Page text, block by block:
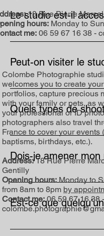
Le studio est-il
Oui, le studio se situe à
Peut-on visiter le
Bien sûr ! Il est possible
Quels types de
Le studio est polyvalent :
vos besoins. Il est
Dois-je amener
Oui, vous venez avec
compatibles. Une
Est-ce que
Oui, lors de la première
18 Rue Pierre
hours: Monday to
me: 06 59 67 16 38 -
Colombe Photographie
welcomes you to create
portfolios, capture precious
with your family or pets, as
your professional or ID
photographers also travel
France to cover your events
baptisms, birthdays, etc.).
Address:18 Rue Pierre
Gentilly
Opening hours:Monday to
from 8am to 8pm by
Contact me:06 59 67 16 38 -